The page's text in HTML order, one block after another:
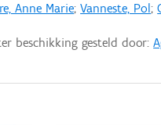
Anne Marie;Vanneste, Pol;
beschikking gesteld door: